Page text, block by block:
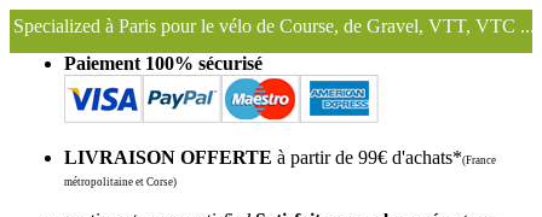
pour le vélo de Course, de Gravel, VTT, VTC ...
Nous
Paiement 100% sécurisé
LIVRAISON OFFERTE à partir de 99€ d'achats*(France
métropolitaine et Corse)